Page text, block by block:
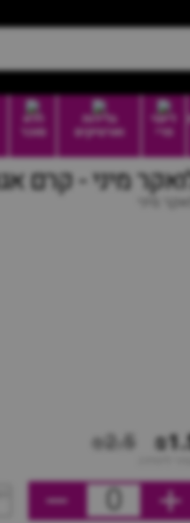
דיוטי
פרי
גלידות
וארטיקים
ללא
סוכר
מיני - קרם
לואקר מיני
₪2.5
0